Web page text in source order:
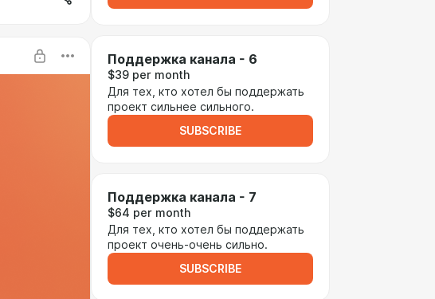
Поддержка канала - 6
$39 per month
Для тех, кто хотел бы поддержать
проект сильнее сильного.
SUBSCRIBE
Поддержка канала - 7
$64 per month
Для тех, кто хотел бы поддержать
проект очень-очень сильно.
SUBSCRIBE